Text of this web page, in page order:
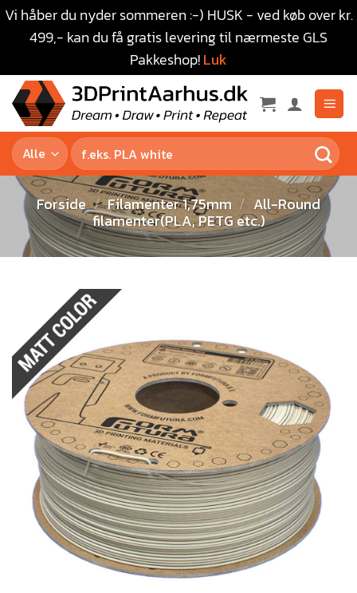
Vi håber du nyder sommeren :-) HUSK - ved køb over kr.
499,- kan du få gratis levering til nærmeste GLS
Pakkeshop!Luk
Forside / Filamenter 1,75mm / All-Round
filamenter(PLA, PETG etc.)